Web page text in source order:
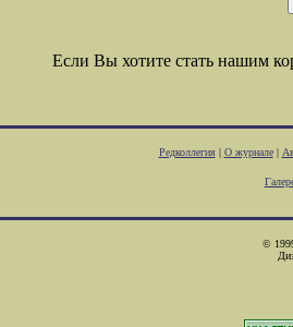
Если Вы хотите стать нашим
Редколлегия| О журнале|
©